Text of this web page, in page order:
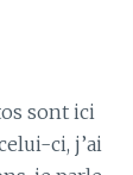
sont ici
ci, j’ai